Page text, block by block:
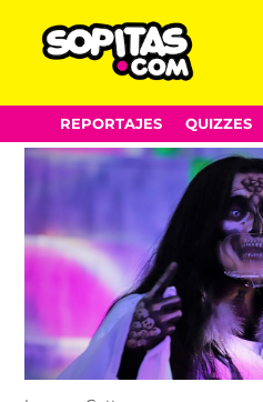
Skip
to
content
REPORTAJES QUIZZES